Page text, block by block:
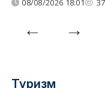
08/08/2026 18:01
Туризм